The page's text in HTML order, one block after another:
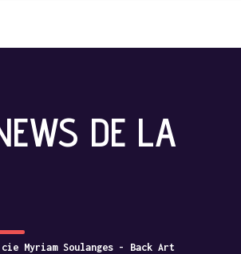
DE LA
Myriam Soulanges - Back Art